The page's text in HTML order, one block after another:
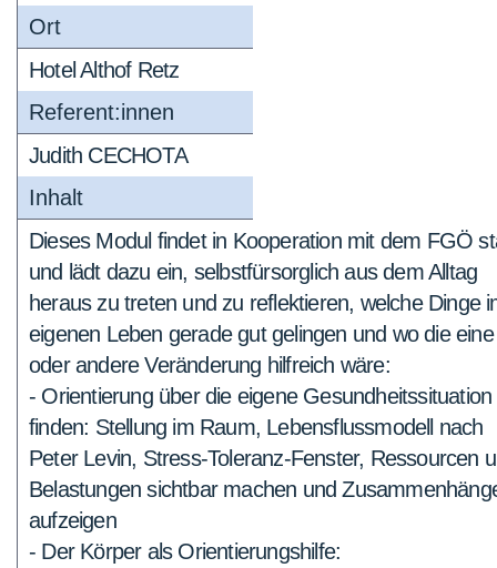
Ort
Hotel Althof Retz
Referent:innen
Judith CECHOTA
Inhalt
Dieses Modul findet in Kooperation mit dem FGÖ
und lädt dazu ein, selbstfürsorglich aus dem Alltag
heraus zu treten und zu reflektieren, welche Dinge
eigenen Leben gerade gut gelingen und wo die eine
oder andere Veränderung hilfreich wäre:
- Orientierung über die eigene Gesundheitssituation
finden: Stellung im Raum, Lebensflussmodell nach
Peter Levin, Stress-Toleranz-Fenster, Ressourcen
Belastungen sichtbar machen und
aufzeigen
- Der Körper als Orientierungshilfe: